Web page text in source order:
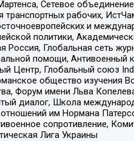
Сетевое
рабочих,
и
политики,
Глобальная сеть
помощи, Антивоенный
Центр, Глобальный союз
общество изучения
Форум имени Льва
диалог, Школа
им Нормана
сопротивление,
Лига Украины